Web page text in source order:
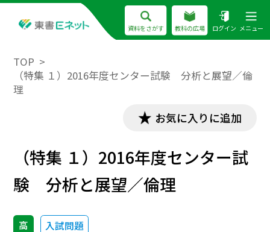
資料をさがす 教科の広場 ログイン メニュー
TOP
（特集 １）2016年度センター試験 分析と展望／倫
理
お気に入りに追加
（特集 １）2016年度センター試
験 分析と展望／倫理
高 入試問題